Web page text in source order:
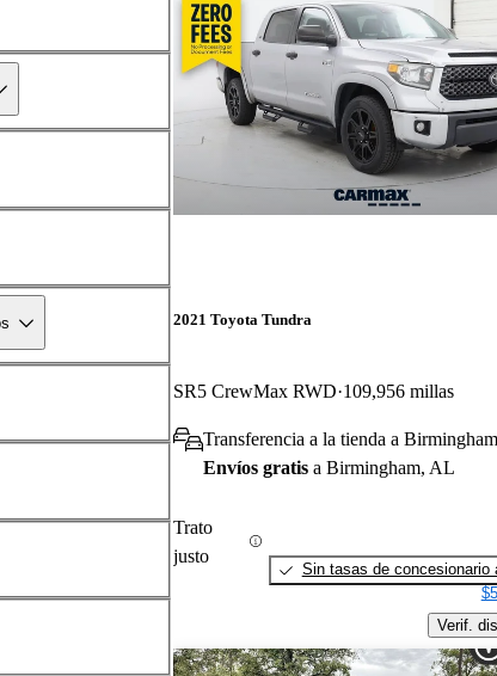
2021 Toyota Tundra
SR5 CrewMax RWD 109,956 millas
Transferencia a la tienda a
Envíos gratis a Birmingham, AL
Trato
justo
Sin tasas de concesionario
Verif.